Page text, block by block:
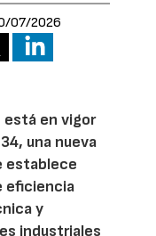
07/2026
está en vigor
una nueva
establece
eficiencia
y
industriales